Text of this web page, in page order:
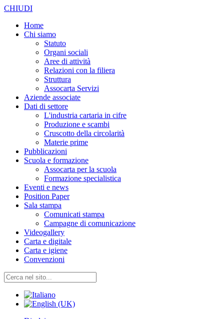
CHIUDI
Home
Chi siamo
Statuto
Organi sociali
Aree di attività
Relazioni con la filiera
Struttura
Assocarta Servizi
Aziende associate
Dati di settore
L'industria cartaria in cifre
Produzione e scambi
Cruscotto della circolarità
Materie prime
Pubblicazioni
Scuola e formazione
Assocarta per la scuola
Formazione specialistica
Eventi e news
Position Paper
Sala stampa
Comunicati stampa
Campagne di comunicazione
Videogallery
Carta e digitale
Carta e igiene
Convenzioni